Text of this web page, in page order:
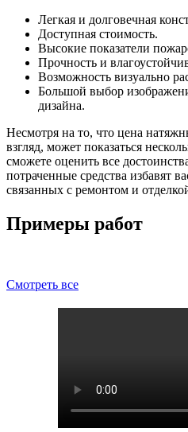
Легкая и долговечная
Доступная стоимость.
Высокие показатели
Прочность и
Возможность визуально
Большой выбор
дизайна.
Несмотря на то, что цена
взгляд, может показаться
сможете оценить все
потраченные средства избавят
связанных с ремонтом и
Примеры работ
Смотреть все